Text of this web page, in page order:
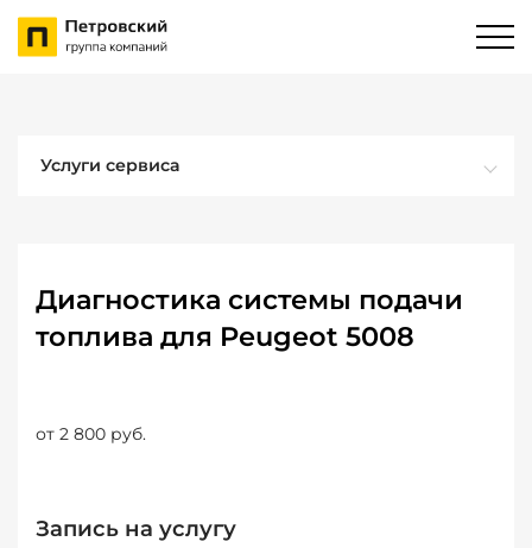
Услуги сервиса
Диагностика системы подачи
топлива для Peugeot 5008
от 2 800 руб.
Запись на услугу